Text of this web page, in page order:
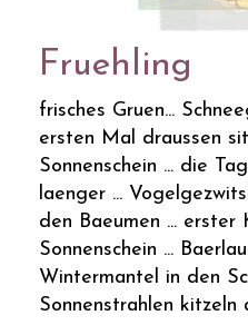
Fruehling
frisches Gruen...
ersten Mal draussen
Sonnenschein ... die
laenger ...
den Baeumen ... erster
Sonnenschein ...
Wintermantel in den
Sonnenstrahlen kitzeln